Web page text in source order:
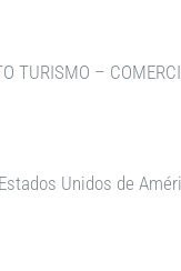
TURISMO –
Unidos de